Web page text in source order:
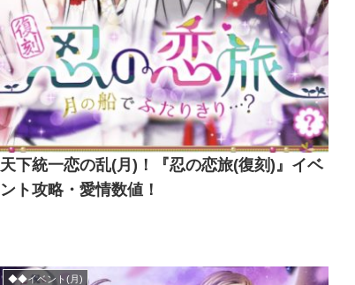
天下統一恋の乱(月)！『忍の恋旅(復刻)』イベ
ント攻略・愛情数値！
◆◆イベント(月)